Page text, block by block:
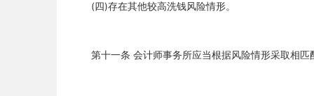
(四)存在其他较高洗钱风险情形。
第十一条 会计师事务所应当根据风险情形采取相匹